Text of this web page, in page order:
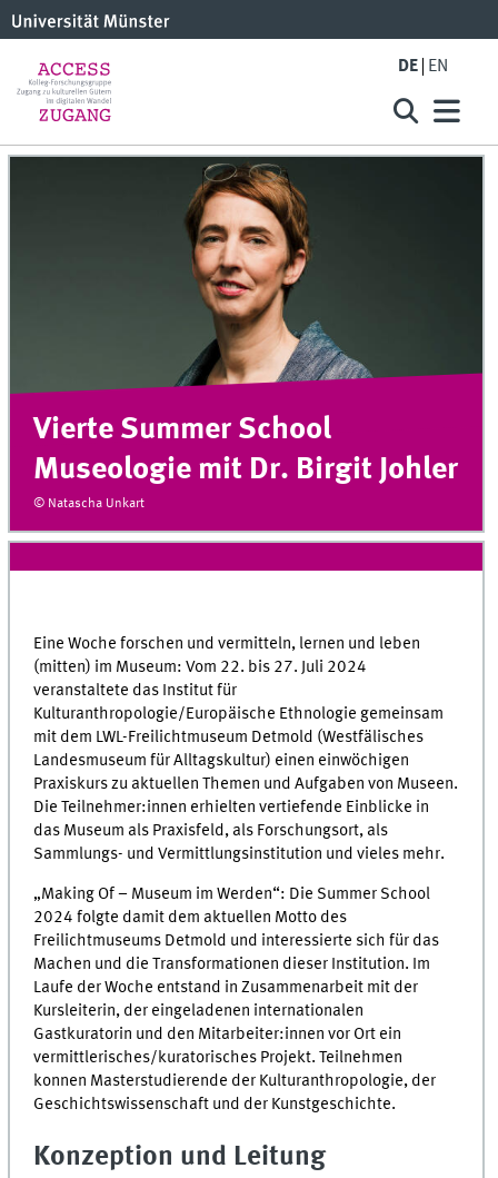
DE EN
Vierte Summer School
Museologie mit Dr. Birgit Johler
© Natascha Unkart
Eine Woche forschen und vermitteln, lernen und leben
(mitten) im Museum: Vom 22. bis 27. Juli 2024
veranstaltete das Institut für
Kulturanthropologie/Europäische Ethnologie gemeinsam
mit dem LWL-Freilichtmuseum Detmold (Westfälisches
Landesmuseum für Alltagskultur) einen einwöchigen
Praxiskurs zu aktuellen Themen und Aufgaben von Museen.
Die Teilnehmer:innen erhielten vertiefende Einblicke in
das Museum als Praxisfeld, als Forschungsort, als
Sammlungs- und Vermittlungsinstitution und vieles mehr.
„Making Of – Museum im Werden“: Die Summer School
2024 folgte damit dem aktuellen Motto des
Freilichtmuseums Detmold und interessierte sich für das
Machen und die Transformationen dieser Institution. Im
Laufe der Woche entstand in Zusammenarbeit mit der
Kursleiterin, der eingeladenen internationalen
Gastkuratorin und den Mitarbeiter:innen vor Ort ein
vermittlerisches/kuratorisches Projekt. Teilnehmen
konnen Masterstudierende der Kulturanthropologie, der
Geschichtswissenschaft und der Kunstgeschichte.
Konzeption und Leitung